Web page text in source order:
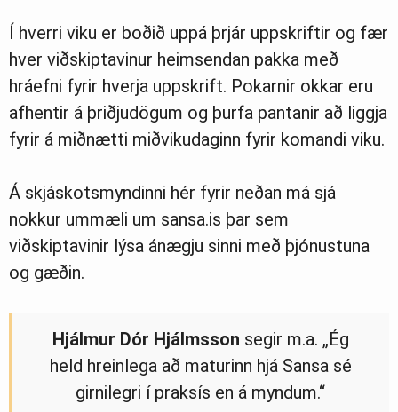
Í hverri viku er boðið uppá þrjár uppskriftir og fær
hver viðskiptavinur heimsendan pakka með
hráefni fyrir hverja uppskrift. Pokarnir okkar eru
afhentir á þriðjudögum og þurfa pantanir að liggja
fyrir á miðnætti miðvikudaginn fyrir komandi viku.
Á skjáskotsmyndinni hér fyrir neðan má sjá
nokkur ummæli um sansa.is þar sem
viðskiptavinir lýsa ánægju sinni með þjónustuna
og gæðin.
Hjálmur Dór Hjálmsson segir m.a. „Ég
held hreinlega að maturinn hjá Sansa sé
girnilegri í praksís en á myndum.“